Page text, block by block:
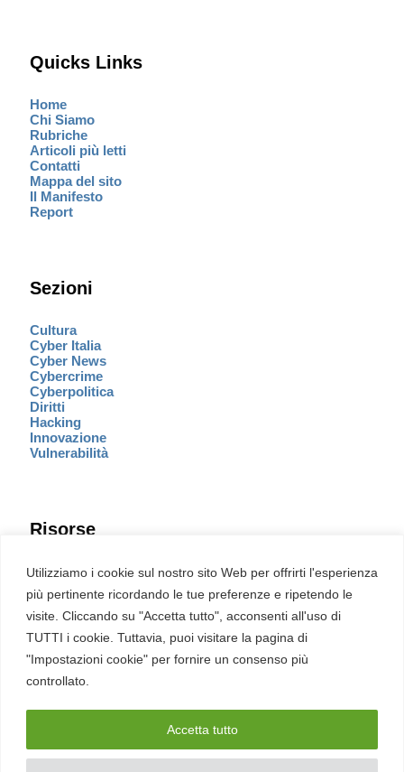
Utilizziamo i cookie sul nostro sito Web per offrirti l'esperienza
più pertinente ricordando le tue preferenze e ripetendo le
visite. Cliccando su "Accetta tutto", acconsenti all'uso di
TUTTI i cookie. Tuttavia, puoi visitare la pagina di
"Impostazioni cookie" per fornire un consenso più
controllato.
Accetta tutto
Quicks Links
Home
Chi Siamo
Rubriche
Articoli più letti
Contatti
Mappa del sito
Il Manifesto
Report
Sezioni
Cultura
Cyber Italia
Cyber News
Cybercrime
Cyberpolitica
Diritti
Hacking
Innovazione
Vulnerabilità
Risorse
Eventi
Fumetto Cyber
Newsletter
Servizi
Pubblicità
English
Ultime CVE critiche
2026 – REDHOTCYBER Srl. Tutti i diritti riservati